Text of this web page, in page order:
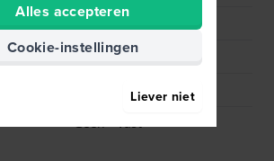
Trek kroon
Roestvrij staal
Tachymeter
Geen - Vast
Alles accepteren
Cookie-instellingen
Liever niet